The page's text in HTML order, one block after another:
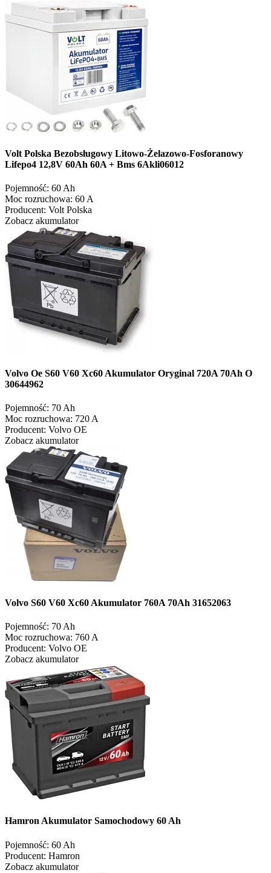
Volt Polska Bezobsługowy Litowo-Żelazowo-Fosforanowy
Lifepo4 12,8V 60Ah 60A + Bms 6Akli06012
Pojemność: 60 Ah
Moc rozruchowa: 60 A
Producent: Volt Polska
Zobacz akumulator
Volvo Oe S60 V60 Xc60 Akumulator Oryginal 720A 70Ah O
30644962
Pojemność: 70 Ah
Moc rozruchowa: 720 A
Producent: Volvo OE
Zobacz akumulator
Volvo S60 V60 Xc60 Akumulator 760A 70Ah 31652063
Pojemność: 70 Ah
Moc rozruchowa: 760 A
Producent: Volvo OE
Zobacz akumulator
Hamron Akumulator Samochodowy 60 Ah
Pojemność: 60 Ah
Producent: Hamron
Zobacz akumulator